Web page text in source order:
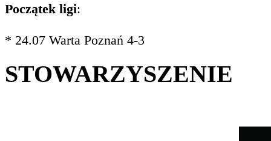
Początek ligi:
* 24.07 Warta Poznań 4-3
STOWARZYSZENIE